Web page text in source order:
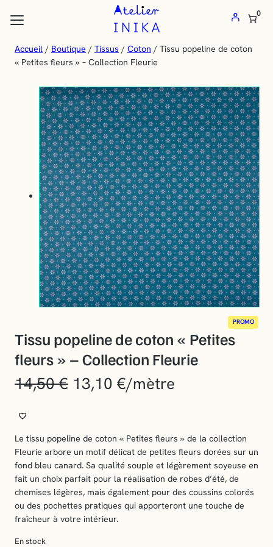
au
Atelier
Inika
:
Vente
de
tissus
au
mètre
et
mercerie
en
ligne
0
flèches haut et bas pour évaluer entrer pour aller à la page
Accueil / Boutique / Tissus / Coton / Tissu popeline de coton
« Petites fleurs » – Collection Fleurie
PROMOP
R
I
Tissu popeline de coton « Petites
fleurs » – Collection Fleurie
14,50€ 13,10 €/mètre
Le tissu popeline de coton « Petites fleurs » de la collection
Fleurie arbore un motif délicat de petites fleurs dorées sur un
fond bleu canard. Sa qualité souple et légèrement soyeuse en
fait un choix parfait pour la réalisation de robes d’été, de
chemises légères, mais également pour des coussins colorés
ou des pochettes pratiques qui apporteront une touche de
fraîcheur à votre intérieur.
En stock